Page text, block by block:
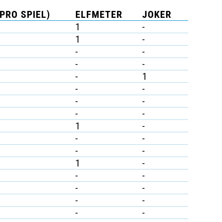
SPIEL) ELFMETER
JOKER
1
-
1
-
-
-
-
-
-
1
-
-
-
-
-
-
1
-
-
-
-
-
1
-
-
-
-
-
-
-
-
-